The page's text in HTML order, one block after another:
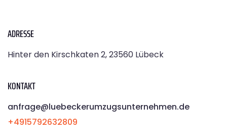
ADRESSE
Hinter den Kirschkaten 2, 23560 Lübeck
KONTAKT
anfrage@luebeckerumzugsunternehmen.de
+4915792632809